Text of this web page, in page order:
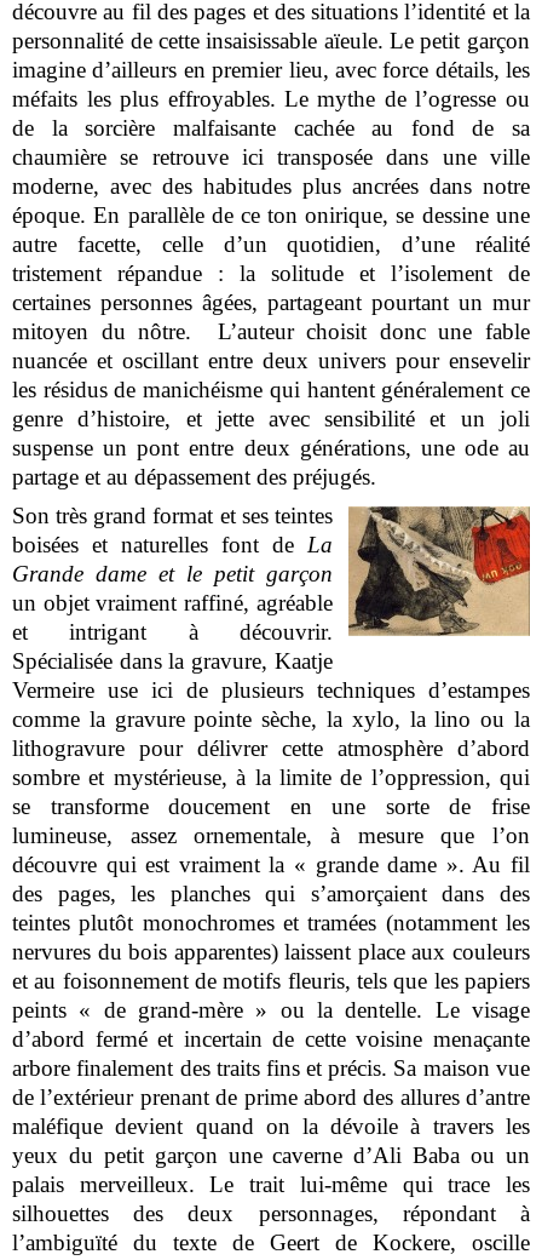
découvre au fil des pages et des situations l’identité et la
personnalité de cette insaisissable aïeule. Le petit garçon
imagine d’ailleurs en premier lieu, avec force détails, les
méfaits les plus effroyables. Le mythe de l’ogresse ou
de la sorcière malfaisante cachée au fond de sa
chaumière se retrouve ici transposée dans une ville
moderne, avec des habitudes plus ancrées dans notre
époque. En parallèle de ce ton onirique, se dessine une
autre facette, celle d’un quotidien, d’une réalité
tristement répandue : la solitude et l’isolement de
certaines personnes âgées, partageant pourtant un mur
mitoyen du nôtre. L’auteur choisit donc une fable
nuancée et oscillant entre deux univers pour ensevelir
les résidus de manichéisme qui hantent généralement ce
genre d’histoire, et jette avec sensibilité et un joli
suspense un pont entre deux générations, une ode au
partage et au dépassement des préjugés.
Son très grand format et ses teintes
boisées et naturelles font de La
Grande dame et le petit garçon
un objet vraiment raffiné, agréable
et intrigant à découvrir.
Spécialisée dans la gravure, Kaatje
Vermeire use ici de plusieurs techniques d’estampes
comme la gravure pointe sèche, la xylo, la lino ou la
lithogravure pour délivrer cette atmosphère d’abord
sombre et mystérieuse, à la limite de l’oppression, qui
se transforme doucement en une sorte de frise
lumineuse, assez ornementale, à mesure que l’on
découvre qui est vraiment la « grande dame ». Au fil
des pages, les planches qui s’amorçaient dans des
teintes plutôt monochromes et tramées (notamment les
nervures du bois apparentes) laissent place aux couleurs
et au foisonnement de motifs fleuris, tels que les papiers
peints « de grand-mère » ou la dentelle. Le visage
d’abord fermé et incertain de cette voisine menaçante
arbore finalement des traits fins et précis. Sa maison vue
de l’extérieur prenant de prime abord des allures d’antre
maléfique devient quand on la dévoile à travers les
yeux du petit garçon une caverne d’Ali Baba ou un
palais merveilleux. Le trait lui-même qui trace les
silhouettes des deux personnages, répondant à
l’ambiguïté du texte de Geert de Kockere, oscille